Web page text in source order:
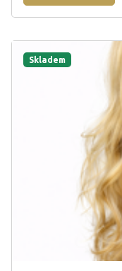
Skladem